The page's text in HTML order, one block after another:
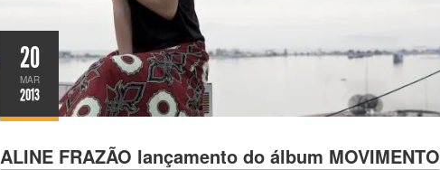
20
MAR
2013
ALINE FRAZÃO lançamento do álbum MOVIMENTO